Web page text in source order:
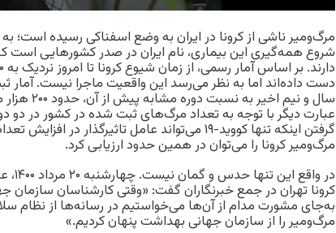
مرگ‌ومیر ناشی از کرونا در ایران به وضع اسفناکی رسیده است؛
شروع همه‌گیری این بیماری، نام ایران در صدر کشورهایی است
دست داده‌اند اما به نظر می‌رسد این واقعیت ماجرا نیست.
سال و نیم
عبارت‌ دیگر با توجه به تعداد مرگ‌های ثبت شده در کشور در دو
گرفتن اینکه تنها کووید-۱۹ می‌تواند عامل تاثیرگذار
مرگ‌ومیر کرونا را می‌توان در همین حدود ارزیابی کرد.
در
کرونا تهران در جمع خبرنگاران گفت: «وقتی کارشناسان سازمان
به‌جای مشورت مدام از آن‌ها می‌خواستیم در رسانه‌ها از نظام
مرگ‌ومیر را از سازمان جهانی بهداشت پنهان کردیم.»